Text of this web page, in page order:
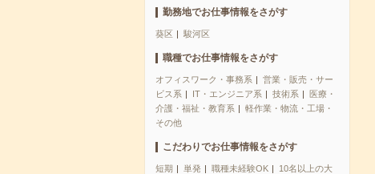
勤務地でお仕事情報をさがす
葵区 駿河区
職種でお仕事情報をさがす
オフィスワーク・事務系
営業・販売・サー
ビス系
IT・エンジニア系 技術系
医療・
介護・福祉・教育系
軽作業・物流・工場・
その他
こだわりでお仕事情報をさがす
短期 単発 職種未経験OK
10名以上の大